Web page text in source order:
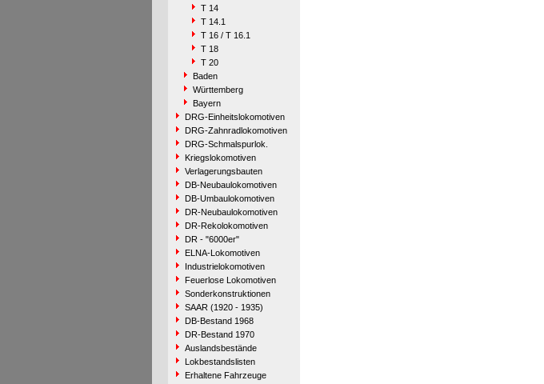
T 14
T 14.1
T 16 / T 16.1
T 18
T 20
Baden
Württemberg
Bayern
DRG-Einheitslokomotiven
DRG-Zahnradlokomotiven
DRG-Schmalspurlok.
Kriegslokomotiven
Verlagerungsbauten
DB-Neubaulokomotiven
DB-Umbaulokomotiven
DR-Neubaulokomotiven
DR-Rekolokomotiven
DR - "6000er"
ELNA-Lokomotiven
Industrielokomotiven
Feuerlose Lokomotiven
Sonderkonstruktionen
SAAR (1920 - 1935)
DB-Bestand 1968
DR-Bestand 1970
Auslandsbestände
Lokbestandslisten
Erhaltene Fahrzeuge